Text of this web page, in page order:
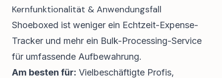
Kernfunktionalität & Anwendungsfall
Shoeboxed ist weniger ein Echtzeit-Expense-
Tracker und mehr ein Bulk-Processing-Service
für umfassende Aufbewahrung.
Am besten für: Vielbeschäftigte Profis,